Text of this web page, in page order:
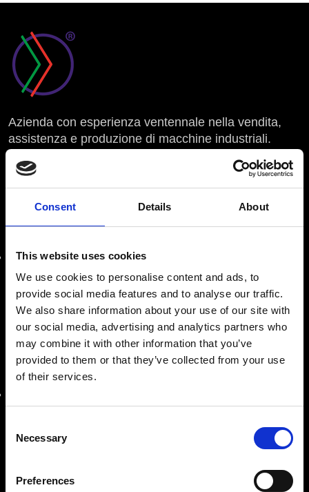
Consent Details About
This website uses cookies
We use cookies to personalise content and ads, to
provide social media features and to analyse our traffic.
We also share information about your use of our site with
our social media, advertising and analytics partners who
may combine it with other information that you’ve
provided to them or that they’ve collected from your use
of their services.
Selection
Necessary
Preferences
Azienda con esperienza ventennale nella vendita,
assistenza e produzione di macchine industriali.
LE NOSTRE SEDI
Roma
Via Prenestina Antica 167
00010 Gallicano nel Lazio (Roma)
info@riemitaly.com
commerciale@riemitaly.it
Via Prenestina Nuova, km 8,500
commerciale@riemitaly.it